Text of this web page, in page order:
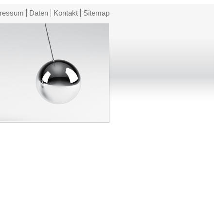
Daten Kontakt Sitemap